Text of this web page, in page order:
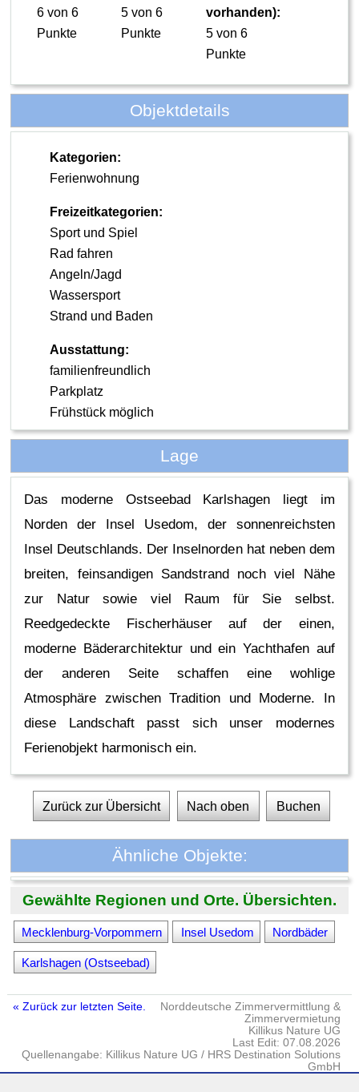
6 von 6
Punkte
5 von 6
Punkte
vorhanden):
5 von 6
Punkte
Objektdetails
Kategorien:
Ferienwohnung
Freizeitkategorien:
Sport und Spiel
Rad fahren
Angeln/Jagd
Wassersport
Strand und Baden
Ausstattung:
familienfreundlich
Parkplatz
Frühstück möglich
Lage
Das moderne Ostseebad Karlshagen liegt im
Norden der Insel Usedom, der sonnenreichsten
Insel Deutschlands. Der Inselnorden hat neben dem
breiten, feinsandigen Sandstrand noch viel Nähe
zur Natur sowie viel Raum für Sie selbst.
Reedgedeckte Fischerhäuser auf der einen,
moderne Bäderarchitektur und ein Yachthafen auf
der anderen Seite schaffen eine wohlige
Atmosphäre zwischen Tradition und Moderne. In
diese Landschaft passt sich unser modernes
Ferienobjekt harmonisch ein.
Zurück zur Übersicht Nach oben Buchen
Ähnliche Objekte:
Gewählte Regionen und Orte. Übersichten.
Mecklenburg-Vorpommern Insel Usedom Nordbäder
Karlshagen (Ostseebad)
« Zurück zur letzten Seite.
Norddeutsche Zimmervermittlung &
Zimmervermietung
Killikus Nature UG
Last Edit: 07.08.2026
Quellenangabe: Killikus Nature UG / HRS Destination Solutions
GmbH